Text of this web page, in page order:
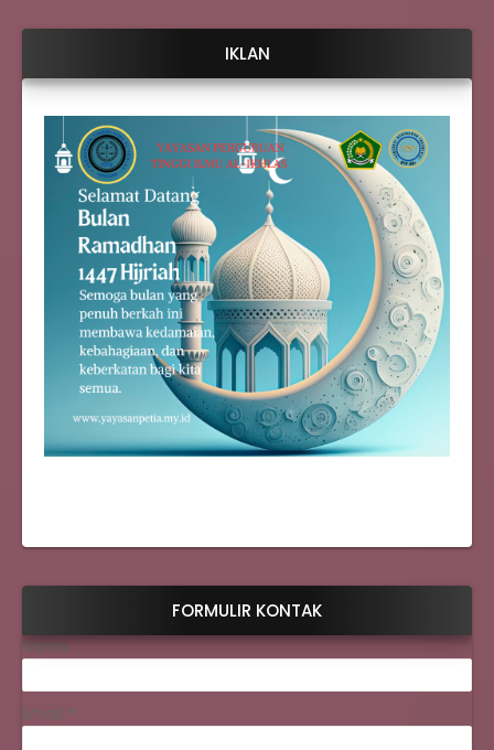
IKLAN
FORMULIR KONTAK
Nama
Email *